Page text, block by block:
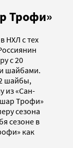
Трофи»
НХЛ с тех
с 20
шайбами.
шайбы,
из «Сан-
Трофи»
сезона
сезоне в
как